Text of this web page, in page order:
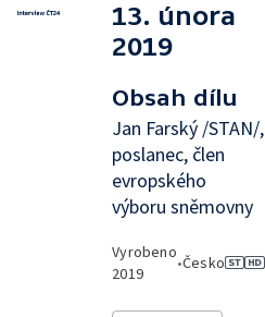
13. února
2019
Obsah dílu
Jan Farský /STAN/,
poslanec, člen
evropského
výboru sněmovny
Vyrobeno
2019
•Česko